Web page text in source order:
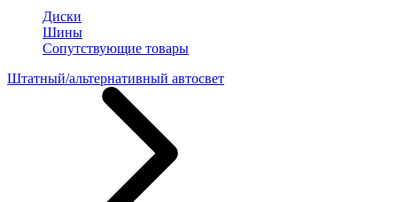
Диски
Шины
Сопутствующие товары
Штатный/альтернативный автосвет